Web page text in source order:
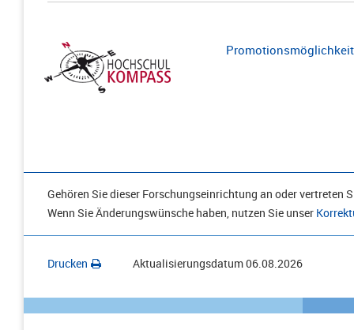
Gehören Sie dieser Forschungseinrichtung an oder vertreten
Wenn Sie Änderungswünsche haben, nutzen Sie unser
Drucken Aktualisierungsdatum06.08.2026